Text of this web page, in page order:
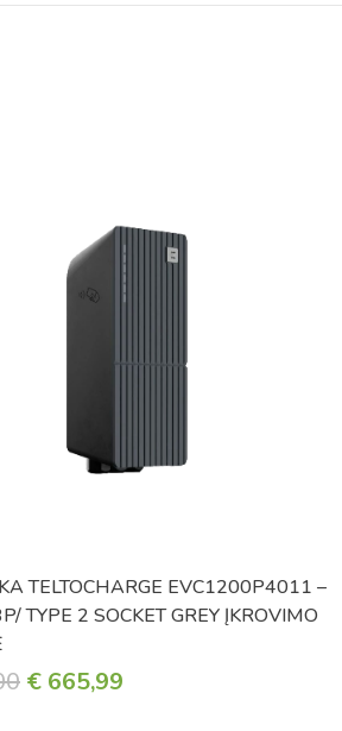
TELTOCHARGE EVC1200P4011 –
TYPE 2 SOCKET GREY ĮKROVIMO
ORIGINAL
€ 665,99